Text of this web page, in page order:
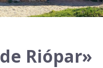
Riópar»